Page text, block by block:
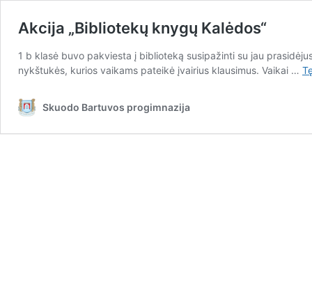
Akcija „Bibliotekų knygų Kalėdos“
1 b klasė buvo pakviesta į biblioteką susipažinti su jau
nykštukės, kurios vaikams pateikė įvairius klausimus. Vaikai …
Skuodo Bartuvos progimnazija